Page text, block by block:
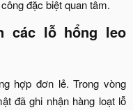
đặc biệt quan tâm.​
các lỗ hổng leo
hợp đơn lẻ. Trong vòng
đã ghi nhận hàng loạt lỗ